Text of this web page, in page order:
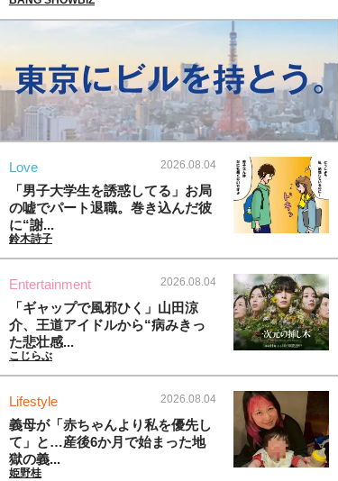
Love 2026.08.04
「男子大学生を誘惑してる」お局
の嘘でパート退職。巻き込んだ彼
に“謝...
鈴木詩子
Entertainment 2026.08.04
「ギャップで風邪ひく」山田涼
介、王道アイドルから“病みきっ
た悲壮感...
こじらぶ
Lifestyle 2026.08.04
義母が「赤ちゃんより私を優先し
て」と…産後6か月で始まった地
獄の義...
姫野桂